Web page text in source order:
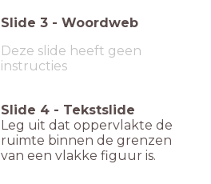
Slide 3 - Woordweb
Deze slide heeft geen
instructies
Slide 4 - Tekstslide
Leg uit dat oppervlakte de
ruimte binnen de grenzen
van een vlakke figuur is.